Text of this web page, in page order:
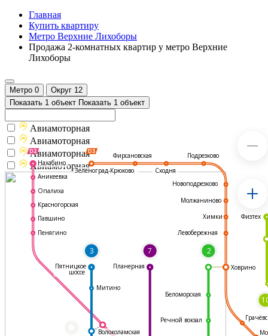
Главная
Купить квартиру
Метро Верхние Лихоборы
Продажа 2-комнатных квартир у метро Верхние
Лихоборы
Метро 0 Округ 12
Показать 1 объект Показать 1 объект
3 7 2
Фирсановская
Сходня
Подрезково
Новоподрезково
Молжаниново
Химки
Левобережная
Ховрино
Волоколамская
Митино
Нахабино
Аникеевка
Опалиха
Красногорская
Павшино
Пенягино
Пятницкое
шоссе
Планерная
Физтех
Речной вокзал
Беломорская
Зеленоград-Крюково
Авиамоторная
Авиамоторная
Авиамоторная
Авиамоторная